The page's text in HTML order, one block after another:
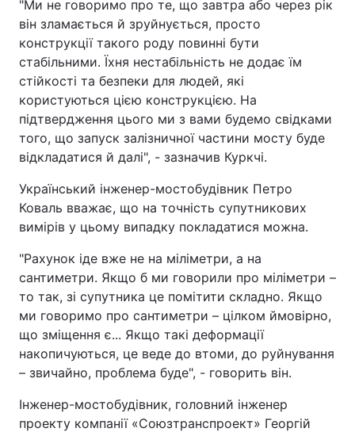
"Ми не говоримо про те, що завтра або через рік
він зламається й зруйнується, просто
конструкції такого роду повинні бути
стабільними. Їхня нестабільність не додає їм
стійкості та безпеки для людей, які
користуються цією конструкцією. На
підтвердження цього ми з вами будемо свідками
того, що запуск залізничної частини мосту буде
відкладатися й далі", - зазначив Куркчі.
Український інженер-мостобудівник Петро
Коваль вважає, що на точність супутникових
вимірів у цьому випадку покладатися можна.
"Рахунок іде вже не на міліметри, а на
сантиметри. Якщо б ми говорили про міліметри –
то так, зі супутника це помітити складно. Якщо
ми говоримо про сантиметри – цілком ймовірно,
що зміщення є... Якщо такі деформації
накопичуються, це веде до втоми, до руйнування
– звичайно, проблема буде", - говорить він.
Інженер-мостобудівник, головний інженер
проекту компанії «Союзтранспроект» Георгій